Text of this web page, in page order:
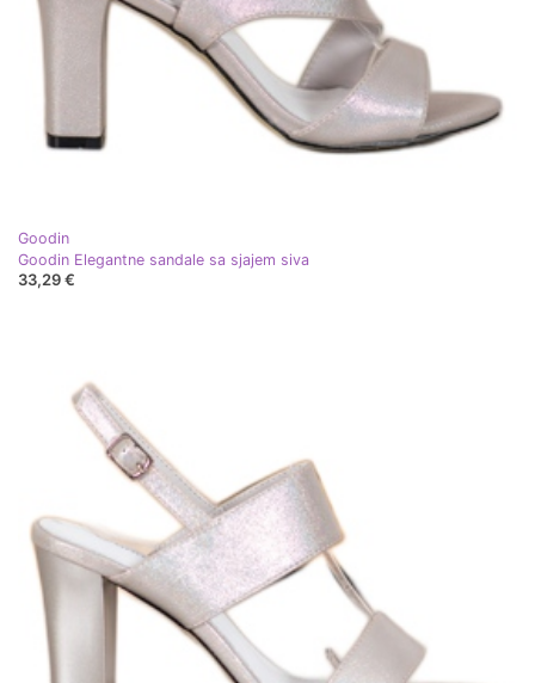
Goodin
Goodin Elegantne sandale sa sjajem siva
33,29 €